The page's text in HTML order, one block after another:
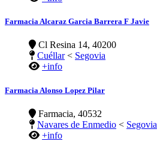
Farmacia Alcaraz Garcia Barrera F Javie
Cl Resina 14, 40200
Cuéllar< Segovia
+info
Farmacia Alonso Lopez Pilar
Farmacia, 40532
Navares de Enmedio < Segovia
+info